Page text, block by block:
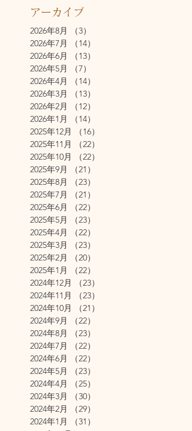
アーカイブ
2026年8月
（3）
2026年7月
（14）
2026年6月
（13）
2026年5月
（7）
2026年4月
（14）
2026年3月
（13）
2026年2月
（12）
2026年1月
（14）
2025年12月
（16）
2025年11月
（22）
2025年10月
（22）
2025年9月
（21）
2025年8月
（23）
2025年7月
（21）
2025年6月
（22）
2025年5月
（23）
2025年4月
（22）
2025年3月
（23）
2025年2月
（20）
2025年1月
（22）
2024年12月
（23）
2024年11月
（23）
2024年10月
（21）
2024年9月
（22）
2024年8月
（23）
2024年7月
（22）
2024年6月
（22）
2024年5月
（23）
2024年4月
（25）
2024年3月
（30）
2024年2月
（29）
2024年1月
（31）